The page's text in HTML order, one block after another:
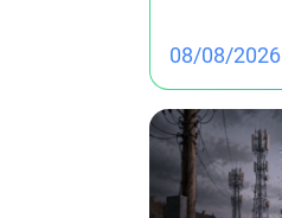
08/08/2026